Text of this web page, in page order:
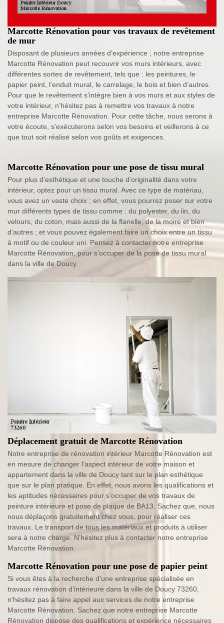
Marcotte Rénovation pour vos travaux de revêtement
de mur
Disposant de plusieurs années d’expérience ; notre entreprise
Marcotte Rénovation peut recouvrir vos murs intérieurs, avec
différentes sortes de revêtement, tels que : les peintures, le
papier peint, l’enduit mural, le carrelage, le bois et bien d’autres.
Pour que le revêtement s’intègre bien à vos murs et aux styles de
votre intérieur, n’hésitez pas à remettre vos travaux à notre
entreprise Marcotte Rénovation. Pour cette tâche, nous serons à
votre écoute, s’exécuterons selon vos besoins et veillerons à ce
que tout soit réalisé selon vos goûts et exigences.
Marcotte Rénovation pour une pose de tissu mural
Pour plus d’esthétique et une touche d’originalité dans votre
intérieur, optez pour un tissu mural. Avec ce type de matériau,
vous avez un vaste choix ; en effet, vous pourrez poser sur votre
mur différents types de tissu comme : du polyester, du lin, du
velours, du coton, mais aussi de la flanelle, de la moire et bien
d’autres ; et vous pouvez également faire un choix entre un tissu
à motif ou de couleur uni. Pensez à contacter notre entreprise
Marcotte Rénovation, pour s’occuper de la pose de tissu mural
dans la ville de Doucy.
Déplacement gratuit de Marcotte Rénovation
Notre entreprise de rénovation intérieur Marcotte Rénovation est
en mesure de changer l’aspect intérieur de votre maison et
appartement dans la ville de Doucy tant sur le plan esthétique
que sur le plan pratique. En effet, nous avons les qualifications et
les aptitudes nécessaires pour s’occuper de vos travaux de
peinture intérieure et pose de plaque de BA13. Sachez que, nous
nous déplaçons gratuitement chez vous, pour réaliser ces
travaux. Le transport de tous les matériaux et produits à utiliser
sera à notre charge. N’hésitez plus à contacter notre entreprise
Marcotte Rénovation.
Marcotte Rénovation pour une pose de papier peint
Si vous êtes à la recherche d’une entreprise spécialisée en
travaux rénovation d’intérieure dans la ville de Doucy 73260,
n’hésitez pas à faire appel aux services de notre entreprise
Marcotte Rénovation. Sachez que notre entreprise Marcotte
Rénovation dispose des qualifications et expérience nécessaires